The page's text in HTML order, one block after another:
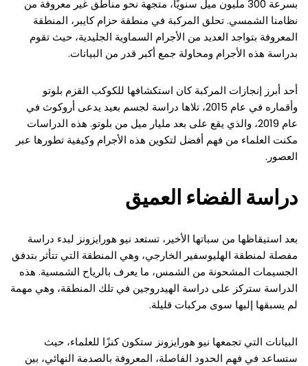
بسرعة 300 مليون ميل سنويًا، متجهة نحو مناطق غير معروفة من
نظامنا الشمسي. تحلق المركبة في منطقة حزام كايبر، المنطقة
المعروفة بتواجد العديد من الأجرام السماوية الجليدية، حيث تقوم
بدراسة هذه الأجرام ومحاولة جمع أكبر قدر من البيانات.
أحد أبرز إنجازات المركبة كان استكشافها للكوكب القزم بلوتو
وأقماره في عام 2015، تلاها دراسة لجسم بعيد يدعى أروكوث في
عام 2019، والذي يقع على بعد مليار ميل من بلوتو. هذه الدراسات
مكنت العلماء من فهم أفضل لتكوين هذه الأجرام وكيفية تطورها عبر
العصور.
دراسة الفضاء العميق
بعد استيقاظها من سباتها الأخير، تستعد نيو هورايزونز لبدء دراسة
مفصلة لمنطقة الهليوسفير الخارجي، وهي المنطقة التي تتأثر بتدفق
الجسيمات المشحونة من الشمس، ما يعرف بالرياح الشمسية. هذه
الدراسة ستركز على دراسة الهيدروجين في تلك المنطقة، وهي مهمة
لم يسبقها إليها سوى مركبات قليلة.
البيانات التي تجمعها نيو هورايزونز ستكون كنزًا للعلماء، حيث
ستساعد في فهم الحدود الفاصلة، المعروفة بالصدمة النهائي، بين